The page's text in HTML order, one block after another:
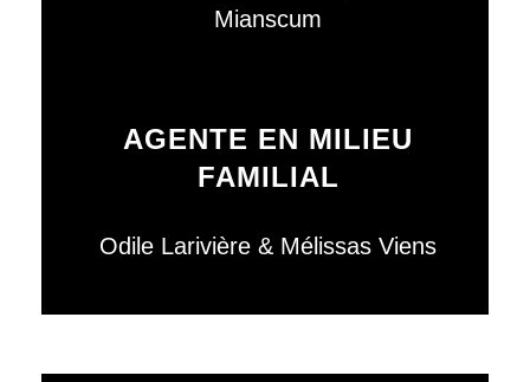
Mianscum
AGENTE EN MILIEU
FAMILIAL
Odile Larivière & Mélissas Viens